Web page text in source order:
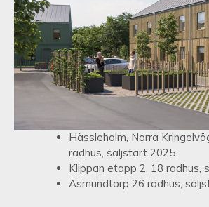
Hässleholm, Norra
radhus, säljstart 2025
Klippan etapp 2, 18 radhus,
Asmundtorp 26 radhus,